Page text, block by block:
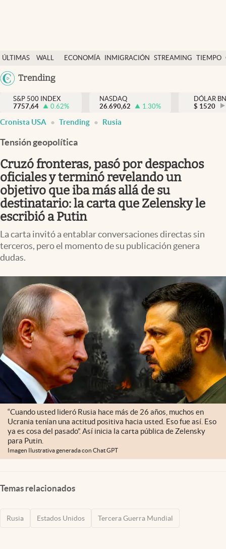
ÚLTIMAS
NOTICIAS
WALL
DÓLAR
ECONOMÍA INMIGRACIÓN STREAMING TIEMPO
Trending
Finanzas y economía
Wall Street y dólar
Inmigración
Espiritual
Streaming
PC y mobile
Lifestyle
S&P 500 INDEX
7757,64
0.62%
NASDAQ
26.690,62
1.30%
DÓLAR
$ 1520
Cronista USA Trending Rusia
Tensión geopolítica
Cruzó fronteras, pasó por despachos
oficiales y terminó revelando un
objetivo que iba más allá de su
destinatario: la carta que Zelensky le
escribió a Putin
La carta invitó a entablar conversaciones directas sin
terceros, pero el momento de su publicación genera
dudas.
“Cuando usted lideró Rusia hace más de 26 años, muchos en
Ucrania tenían una actitud positiva hacia usted. Eso fue así. Eso
ya es cosa del pasado”. Así inicia la carta pública de Zelensky
para Putin.
Imagen Ilustrativa generada con Chat GPT
Temas relacionados
Rusia Estados Unidos Tercera Guerra Mundial